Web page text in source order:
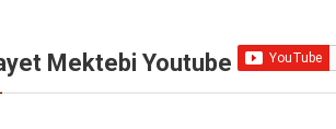
Mektebi Youtube